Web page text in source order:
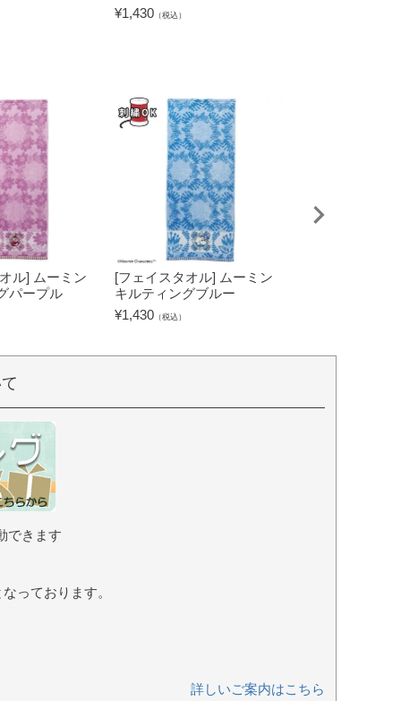
¥1,430 （税込）
ル] ムーミン
パープル
[フェイスタオル] ムーミン
キルティングブルー
¥1,430 （税込）
できます
っております。
詳しいご案内はこちら